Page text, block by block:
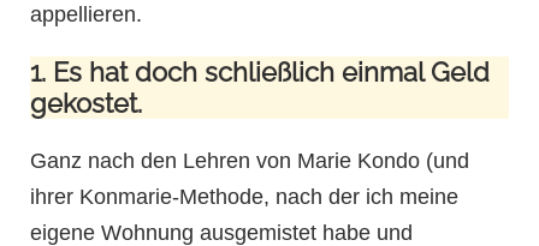
appellieren.
1. Es hat doch schließlich einmal Geld
gekostet.
Ganz nach den Lehren von Marie Kondo (und
ihrer Konmarie-Methode, nach der ich meine
eigene Wohnung ausgemistet habe und